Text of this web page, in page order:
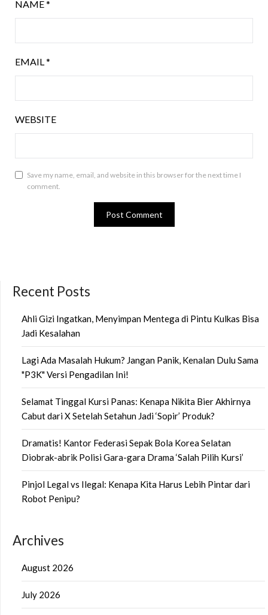
NAME*
EMAIL*
WEBSITE
Save my name, email, and website in this browser for the next time I
comment.
Recent Posts
Ahli Gizi Ingatkan, Menyimpan Mentega di Pintu Kulkas Bisa
Jadi Kesalahan
Lagi Ada Masalah Hukum? Jangan Panik, Kenalan Dulu Sama
"P3K" Versi Pengadilan Ini!
Selamat Tinggal Kursi Panas: Kenapa Nikita Bier Akhirnya
Cabut dari X Setelah Setahun Jadi ‘Sopir’ Produk?
Dramatis! Kantor Federasi Sepak Bola Korea Selatan
Diobrak-abrik Polisi Gara-gara Drama ‘Salah Pilih Kursi’
Pinjol Legal vs Ilegal: Kenapa Kita Harus Lebih Pintar dari
Robot Penipu?
Archives
August 2026
July 2026